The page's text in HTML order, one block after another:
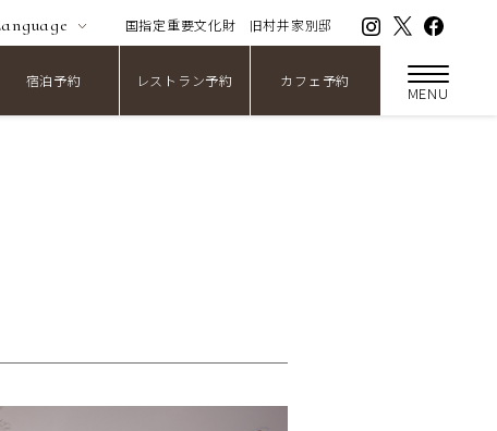
国指定重要文化財 旧村井家別邸
宿泊予約 レストラン予約 カフェ予約
MENU